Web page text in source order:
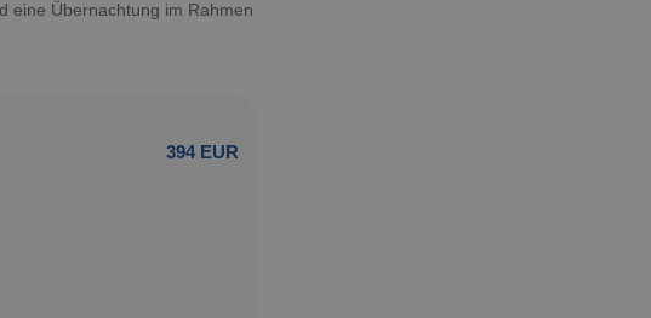
eine Übernachtung im Rahmen
394 EUR